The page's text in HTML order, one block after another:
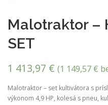
Malotraktor –
SET
1 413,97 € (1 149,57 €
Malotraktor – set kultivátora s
výkonom 4,9 HP, kolesá s pneu,